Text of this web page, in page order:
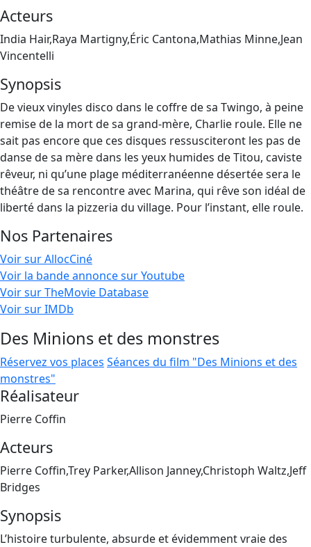
Acteurs
India Hair,Raya Martigny,Éric Cantona,Mathias Minne,Jean
Vincentelli
Synopsis
De vieux vinyles disco dans le coffre de sa Twingo, à peine
remise de la mort de sa grand-mère, Charlie roule. Elle ne
sait pas encore que ces disques ressusciteront les pas de
danse de sa mère dans les yeux humides de Titou, caviste
rêveur, ni qu’une plage méditerranéenne désertée sera le
théâtre de sa rencontre avec Marina, qui rêve son idéal de
liberté dans la pizzeria du village. Pour l’instant, elle roule.
Nos Partenaires
Voir sur AllocCiné
Voir la bande annonce sur Youtube
Voir sur TheMovie Database
Voir sur IMDb
Des Minions et des monstres
Réservez vos places Séances du film "Des Minions et des
monstres"
Réalisateur
Pierre Coffin
Acteurs
Pierre Coffin,Trey Parker,Allison Janney,Christoph Waltz,Jeff
Bridges
Synopsis
L’histoire turbulente, absurde et évidemment vraie des